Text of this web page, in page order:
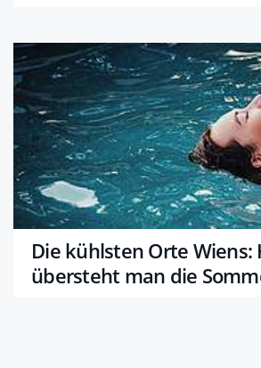
Die kühlsten Orte Wiens:
übersteht man die